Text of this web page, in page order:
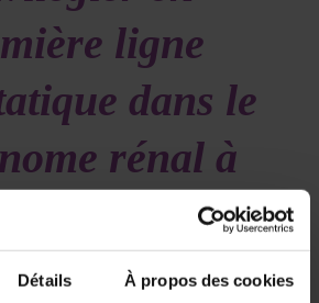
Détails À propos des cookies
ligne
dans le
rénal à
claires à
inhibiteurs